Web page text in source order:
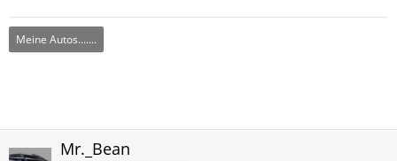
Meine Autos.......
Mr._Bean